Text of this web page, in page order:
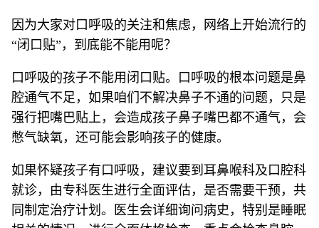
因为大家对口呼吸的关注和焦虑，网络上开始流行的
“闭口贴”，到底能不能用呢？
口呼吸的孩子不能用闭口贴。口呼吸的根本问题是鼻
腔通气不足，如果咱们不解决鼻子不通的问题，只是
强行把嘴巴贴上，会造成孩子鼻子嘴巴都不通气，会
憋气缺氧，还可能会影响孩子的健康。
如果怀疑孩子有口呼吸，建议要到耳鼻喉科及口腔科
就诊，由专科医生进行全面评估，是否需要干预，共
同制定治疗计划。医生会详细询问病史，特别是睡眠